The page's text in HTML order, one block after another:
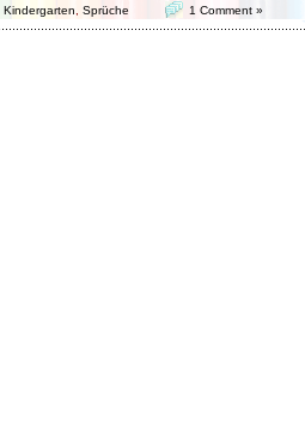
Kindergarten Sprüche 1 Comment »